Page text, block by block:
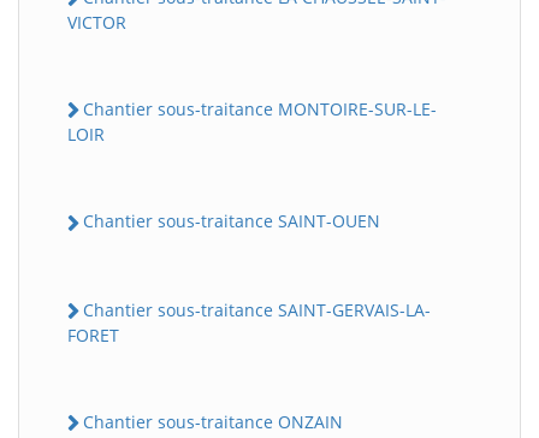
VICTOR
Chantier sous-traitance MONTOIRE-SUR-LE-
LOIR
Chantier sous-traitance SAINT-OUEN
Chantier sous-traitance SAINT-GERVAIS-LA-
FORET
Chantier sous-traitance ONZAIN